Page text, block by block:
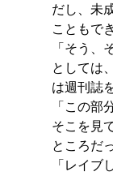
だし、未
こともで
「そう、
としては
は週刊誌
「この部
そこを見
ところだ
「レイブ